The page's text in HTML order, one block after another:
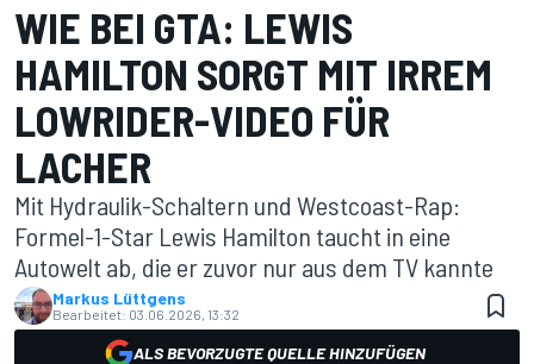
WIE BEI GTA: LEWIS
HAMILTON SORGT MIT IRREM
LOWRIDER-VIDEO FÜR
LACHER
Mit Hydraulik-Schaltern und Westcoast-Rap:
Formel-1-Star Lewis Hamilton taucht in eine
Autowelt ab, die er zuvor nur aus dem TV kannte
Markus Lüttgens
Bearbeitet: 03.06.2026, 13:32
ALS BEVORZUGTE QUELLE HINZUFÜGEN